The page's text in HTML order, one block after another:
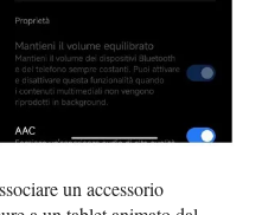
un accessorio